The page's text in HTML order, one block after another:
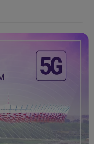
z atrakcyjnych